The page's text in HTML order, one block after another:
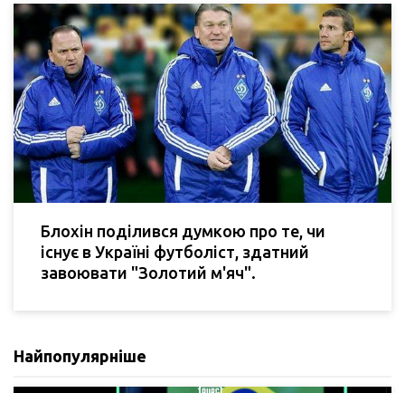
Блохін поділився думкою про те, чи
існує в Україні футболіст, здатний
завоювати "Золотий м'яч".
Найпопулярніше